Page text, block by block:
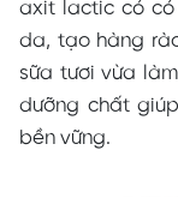
axit lactic có
da, tạo hàng
sữa tươi vừa
dưỡng chất
bền vững.